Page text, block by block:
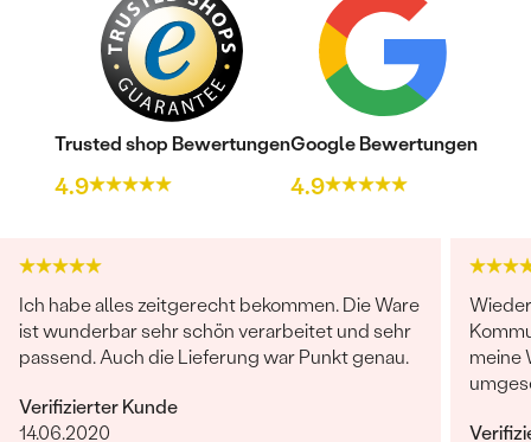
Trusted shop Bewertungen
4.9
Google Bewertungen
4.9
Ich habe alles zeitgerecht bekommen. Die Ware
ist wunderbar sehr schön verarbeitet und sehr
passend. Auch die Lieferung war Punkt genau.
Verifizierter Kunde
14.06.2020
meine
ist